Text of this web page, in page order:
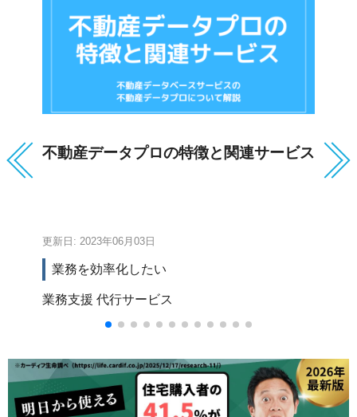
不動産データプロの特徴と関連サービス
更新日: 2023年06月03日
業務を効率化したい
業務支援 代行サービス
住